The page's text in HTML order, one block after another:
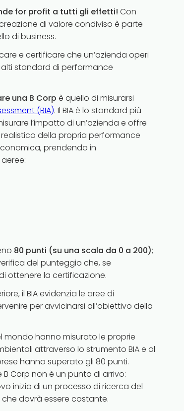
for profit a tutti gli effetti! Con
di valore condiviso è parte
di business.
e certificare che un’azienda operi
standard di performance
una B Corp è quello di misurarsi
(BIA). Il BIA è lo standard più
l’impatto di un’azienda e offre
della propria performance
prendendo in
80 punti (su una scala da 0 a 200);
del punteggio che, se
ottenere la certificazione.
il BIA evidenzia le aree di
per avvicinarsi all’obiettivo della
mondo hanno misurato le proprie
attraverso lo strumento BIA e al
hanno superato gli 80 punti.
Corp non è un punto di arrivo:
inizio di un processo di ricerca del
dovrà essere costante.